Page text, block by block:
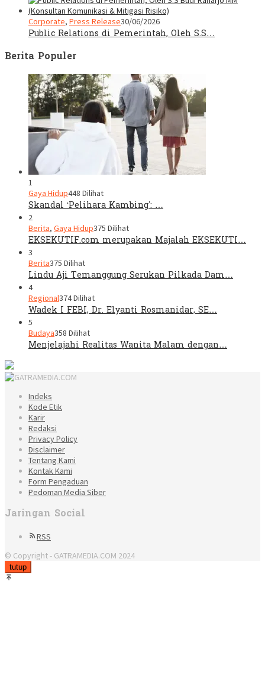
Corporate, Press Release30/06/2026
Public Relations di Pemerintah, Oleh S.S…
Berita Populer
1
Gaya Hidup448 Dilihat
Skandal ‘Pelihara Kambing’: …
2
Berita, Gaya Hidup375 Dilihat
EKSEKUTIF.com merupakan Majalah EKSEKUTI…
3
Berita375 Dilihat
Lindu Aji Temanggung Serukan Pilkada Dam…
4
Regional374 Dilihat
Wadek I FEBI, Dr. Elyanti Rosmanidar, SE…
5
Budaya358 Dilihat
Menjelajahi Realitas Wanita Malam dengan…
Indeks
Kode Etik
Karir
Redaksi
Privacy Policy
Disclaimer
Tentang Kami
Kontak Kami
Form Pengaduan
Pedoman Media Siber
Jaringan Social
RSS
© Copyright - GATRAMEDIA.COM 2024
tutup